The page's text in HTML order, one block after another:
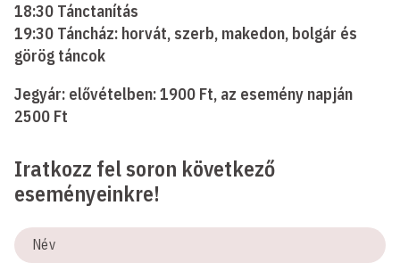
18:30 Tánctanítás
19:30 Táncház: horvát, szerb, makedon, bolgár és
görög táncok
Jegyár: elővételben: 1900 Ft, az esemény napján
2500 Ft
Iratkozz fel soron következő
eseményeinkre!
Név